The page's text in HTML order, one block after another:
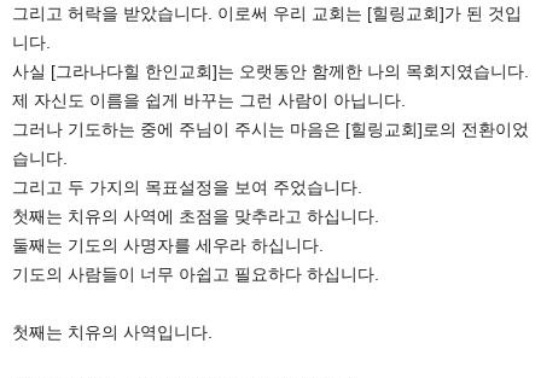
그리고 허락을 받았습니다. 이로써 우리 교회는 [힐링교회]가 된 것입
니다.
사실 [그라나다힐 한인교회]는 오랫동안 함께한 나의 목회지였습니다.
제 자신도 이름을 쉽게 바꾸는 그런 사람이 아닙니다.
그러나 기도하는 중에 주님이 주시는 마음은 [힐링교회]로의 전환이었
습니다.
그리고 두 가지의 목표설정을 보여 주었습니다.
첫째는 치유의 사역에 초점을 맞추라고 하십니다.
둘째는 기도의 사명자를 세우라 하십니다.
기도의 사람들이 너무 아쉽고 필요하다 하십니다.
첫째는 치유의 사역입니다.